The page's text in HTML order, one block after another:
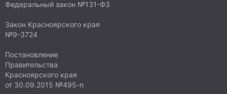
Федеральный закон №131-ФЗ
Закон Красноярского края
№9-3724
Постановление
Правительства
Красноярского края
от 30.09.2015 №495-п